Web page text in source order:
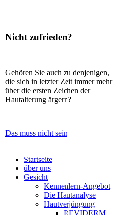
Nicht zufrieden?
Gehören Sie auch zu denjenigen,
die sich in letzter Zeit immer mehr
über die ersten Zeichen der
Hautalterung ärgern?
Das muss nicht sein
Startseite
über uns
Gesicht
Kennenlern-Angebot
Die Hautanalyse
Hautverjüngung
REVIDERM